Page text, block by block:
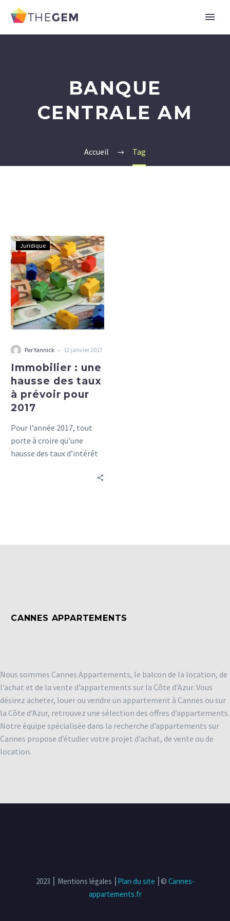
BANQUE
CENTRALE AM
Accueil Tag
Immobilier :
une
hausse
des
taux
à
prévoir
pour
Juridique
Par Yannick - 12 janvier 2017
Immobilier : une
hausse des taux
à prévoir pour
2017
Pour l’année 2017, tout
porte à croire qu’une
hausse des taux d’intérêt
CANNES APPARTEMENTS
Nous sommes Cannes Appartements, le balcon de la location, de
l’achat et de la vente d’appartements sur la Côte d’Azur. Vous
désirez acheter, louer ou vendre un appartement à Cannes ou sur
la Côte d’Azur, retrouvez une sélection des offres d’appartements.
Notre équipe spécialisée dans la recherche d’appartements sur
Cannes propose d’étudier votre projet d’achat, de vente ou de
location.
2023 ⎮ Mentions légales ⎮ Plan du site ⎮© Cannes-
appartements.fr